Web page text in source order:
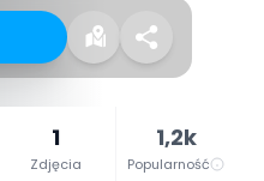
1
Zdjęcia
1,2k
Popularność